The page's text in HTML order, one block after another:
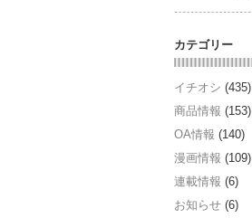
カテゴリー
イチオシ (435)
商品情報 (153)
OA情報 (140)
漫画情報 (109)
連載情報 (6)
お知らせ (6)